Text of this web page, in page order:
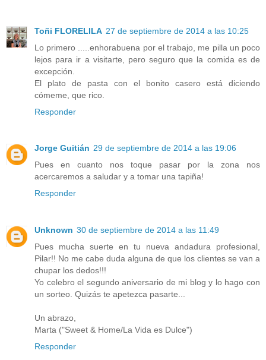
Toñi FLORELILA 27 de septiembre de 2014 a las 10:25
Lo primero .....enhorabuena por el trabajo, me pilla un poco
lejos para ir a visitarte, pero seguro que la comida es de
excepción.
El plato de pasta con el bonito casero está diciendo
cómeme, que rico.
Responder
Jorge Guitián 29 de septiembre de 2014 a las 19:06
Pues en cuanto nos toque pasar por la zona nos
acercaremos a saludar y a tomar una tapiña!
Responder
Unknown 30 de septiembre de 2014 a las 11:49
Pues mucha suerte en tu nueva andadura profesional,
Pilar!! No me cabe duda alguna de que los clientes se van a
chupar los dedos!!!
Yo celebro el segundo aniversario de mi blog y lo hago con
un sorteo. Quizás te apetezca pasarte...
Un abrazo,
Marta ("Sweet & Home/La Vida es Dulce")
Responder